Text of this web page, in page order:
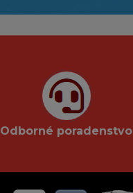
Odborné poradenstvo